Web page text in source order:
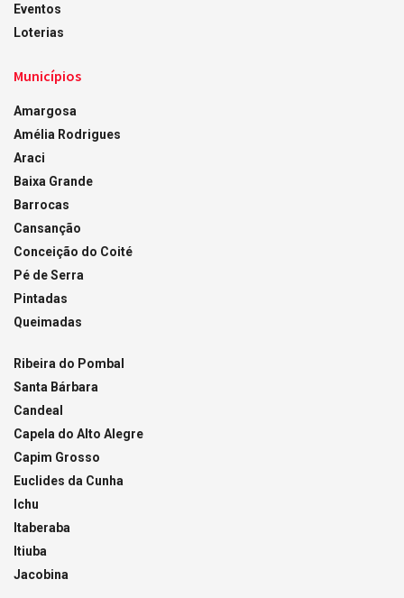
Eventos
Loterias
Municípios
Amargosa
Amélia Rodrigues
Araci
Baixa Grande
Barrocas
Cansanção
Conceição do Coité
Pé de Serra
Pintadas
Queimadas
Ribeira do Pombal
Santa Bárbara
Candeal
Capela do Alto Alegre
Capim Grosso
Euclides da Cunha
Ichu
Itaberaba
Itiuba
Jacobina